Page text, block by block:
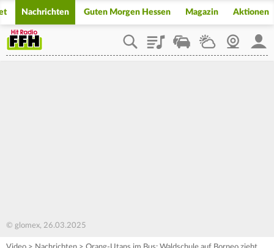
Nachrichten Guten Morgen Hessen Magazin Aktionen
PlaylistStaupilotWetterWebcam
© glomex, 26.03.2025